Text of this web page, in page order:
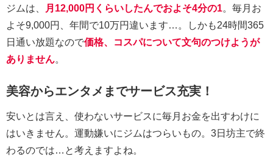
ジムは、
月12,000円くらいしたんでおよそ4分の1。毎月お
よそ9,000円、年間で10万円違います…。しかも24時間365
日通い放題なので価格、コスパについて文句のつけようが
ありません。
美容からエンタメまでサービス充実！
安いとは言え、使わないサービスに毎月お金を出すわけに
はいきません。運動嫌いにジムはつらいもの。3日坊主で終
わるのでは…と考えますよね。